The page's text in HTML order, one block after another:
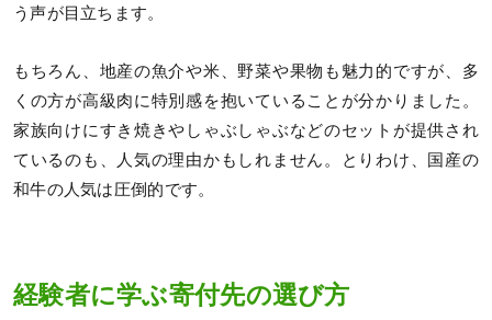
う声が目立ちます。
もちろん、地産の魚介や米、野菜や果物も魅力的ですが、多
くの方が高級肉に特別感を抱いていることが分かりました。
家族向けにすき焼きやしゃぶしゃぶなどのセットが提供され
ているのも、人気の理由かもしれません。とりわけ、国産の
和牛の人気は圧倒的です。
経験者に学ぶ寄付先の選び方